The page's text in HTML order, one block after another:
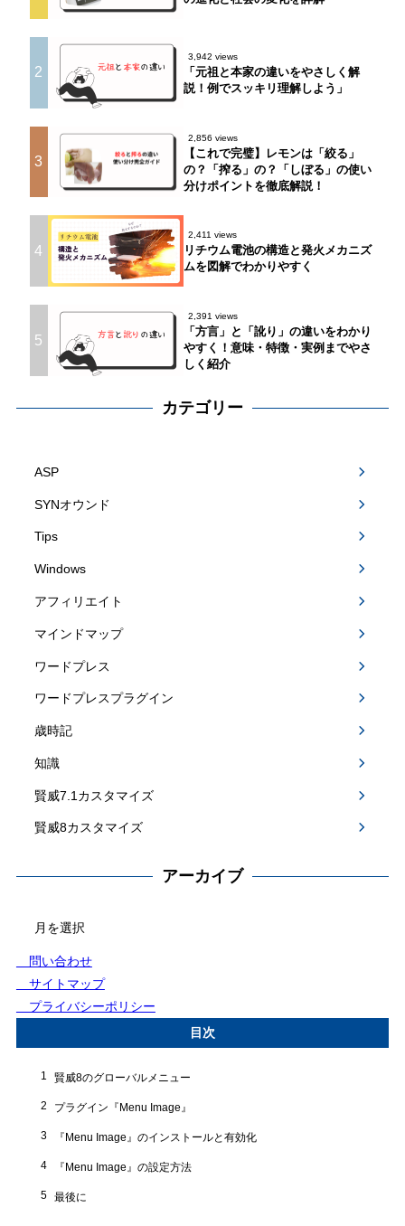
2
3,942 views
「元祖と本家の違いをやさしく解
説！例でスッキリ理解しよう」
3
2,856 views
【これで完璧】レモンは「絞る」
の？「搾る」の？「しぼる」の使い
分けポイントを徹底解説！
4
2,411 views
リチウム電池の構造と発火メカニズ
ムを図解でわかりやすく
5
2,391 views
「方言」と「訛り」の違いをわかり
やすく！意味・特徴・実例までやさ
しく紹介
カテゴリー
ASP
SYNオウンド
Tips
Windows
アフィリエイト
マインドマップ
ワードプレス
ワードプレスプラグイン
歳時記
知識
賢威7.1カスタマイズ
賢威8カスタマイズ
アーカイブ
問い合わせ
サイトマップ
プライバシーポリシー
目次
1 賢威8のグローバルメニュー
2 プラグイン『Menu Image』
3 『Menu Image』のインストールと有効化
4 『Menu Image』の設定方法
5 最後に